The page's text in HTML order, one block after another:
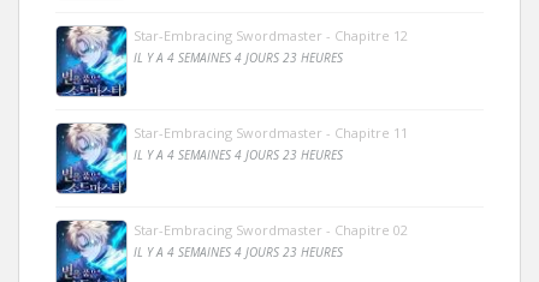
Star-Embracing Swordmaster - Chapitre 12
IL Y A 4 SEMAINES 4 JOURS 23 HEURES
Star-Embracing Swordmaster - Chapitre 11
IL Y A 4 SEMAINES 4 JOURS 23 HEURES
Star-Embracing Swordmaster - Chapitre 02
IL Y A 4 SEMAINES 4 JOURS 23 HEURES